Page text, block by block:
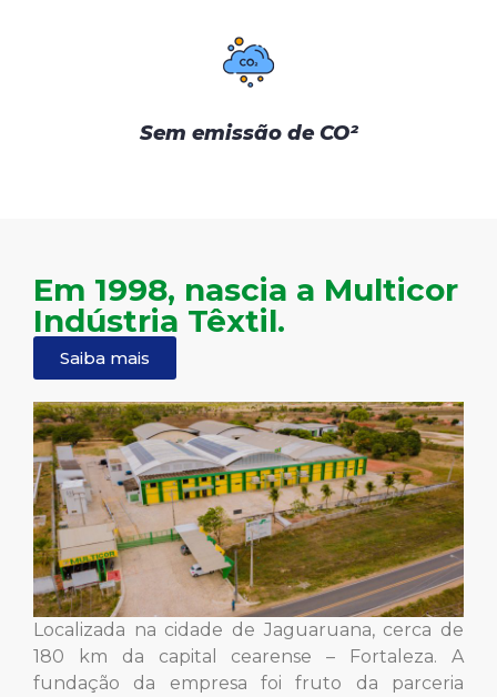
Sem emissão de CO²
Em 1998, nascia a Multicor
Indústria Têxtil.
Saiba mais
Localizada na cidade de Jaguaruana, cerca de
180 km da capital cearense – Fortaleza. A
fundação da empresa foi fruto da parceria